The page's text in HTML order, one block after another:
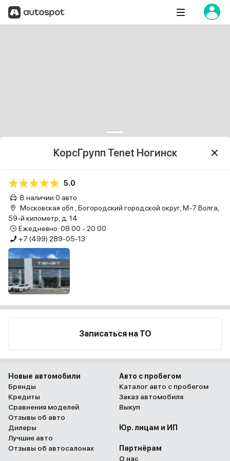
КорсГрупп Tenet Ногинск
5.0
В наличии 0 авто
Московская обл., Богородский городской округ, М-7 Волга,
59-й километр, д. 14
Ежедневно: 08:00 - 20:00
+7 (499) 289-05-13
Записаться на ТО
Новые автомобили
Бренды
Кредиты
Сравнения моделей
Отзывы об авто
Дилеры
Лучшие авто
Отзывы об автосалонах
Авто с пробегом
Каталог авто с пробегом
Заказ автомобиля
Выкуп
Юр. лицам и ИП
Партнёрам
О нас